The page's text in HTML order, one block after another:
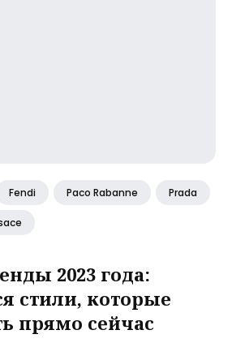
Fendi Paco Rabanne Prada
2023 года:
стили, которые
прямо сейчас